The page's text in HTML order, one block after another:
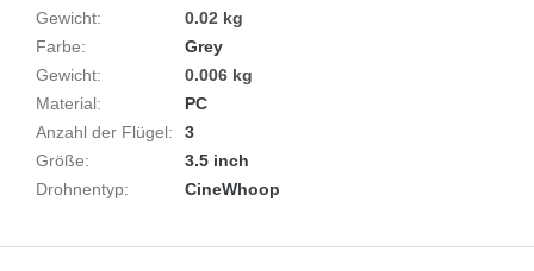
Gewicht:
0.02 kg
Farbe:
Grey
Gewicht:
0.006 kg
Material:
PC
Anzahl der Flügel:
3
Größe:
3.5 inch
Drohnentyp: CineWhoop